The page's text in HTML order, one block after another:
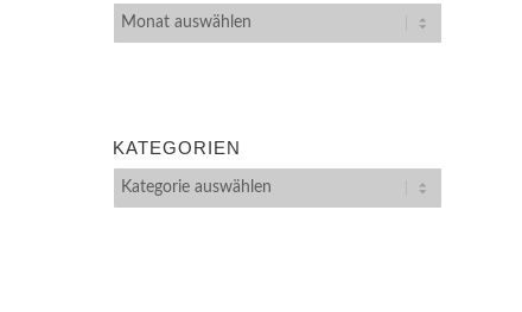
KATEGORIEN
Kategorien